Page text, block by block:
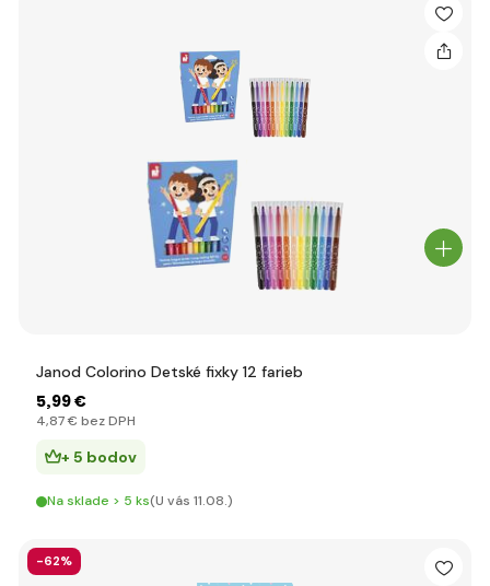
Janod Colorino Detské fixky 12 farieb
5,99 €
4,87 € bez DPH
+ 5 bodov
Na sklade > 5 ks(U vás 11.08.)
-62%